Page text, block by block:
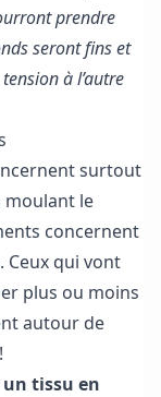
prendre
seront fins et
à l’autre
surtout
moulant le
concernent
Ceux qui vont
plus ou moins
autour de
tissu en